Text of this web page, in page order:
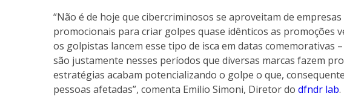
“Não é de hoje que cibercriminosos se aproveitam de
promocionais para criar golpes quase idênticos as promoções
os golpistas lancem esse tipo de isca em datas comemorativas
são justamente nesses períodos que diversas marcas fazem
estratégias acabam potencializando o golpe o que,
pessoas afetadas”, comenta Emilio Simoni, Diretor do dfndr lab.